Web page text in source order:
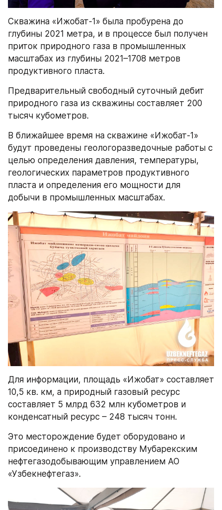
Скважина «Ижобат-1» была пробурена до
глубины 2021 метра, и в процессе был получен
приток природного газа в промышленных
масштабах из глубины 2021–1708 метров
продуктивного пласта.
Предварительный свободный суточный дебит
природного газа из скважины составляет 200
тысяч кубометров.
В ближайшее время на скважине «Ижобат-1»
будут проведены геологоразведочные работы с
целью определения давления, температуры,
геологических параметров продуктивного
пласта и определения его мощности для
добычи в промышленных масштабах.
Для информации, площадь «Ижобат» составляет
10,5 кв. км, а природный газовый ресурс
составляет 5 млрд 632 млн кубометров и
конденсатный ресурс – 248 тысяч тонн.
Это месторождение будет оборудовано и
присоединено к производству Мубарекским
нефтегазодобывающим управлением АО
«Узбекнефтегаз».